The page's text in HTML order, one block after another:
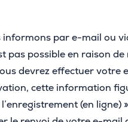
informons par e-mail ou
pas possible en raison
devrez effectuer votre
cette information
(en ligne)